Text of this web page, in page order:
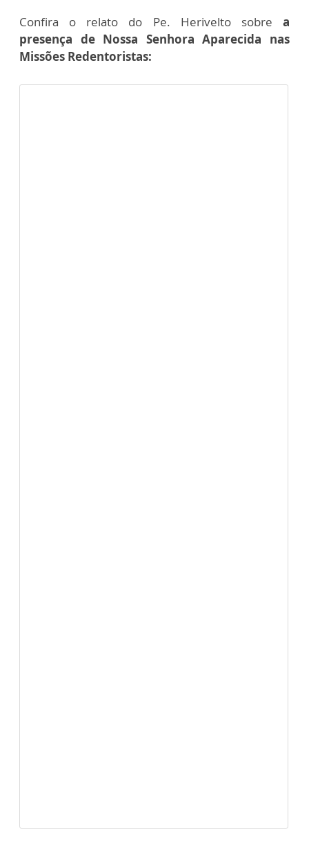
Confira o relato do Pe. Herivelto sobre a
presença de Nossa Senhora Aparecida nas
Missões Redentoristas: